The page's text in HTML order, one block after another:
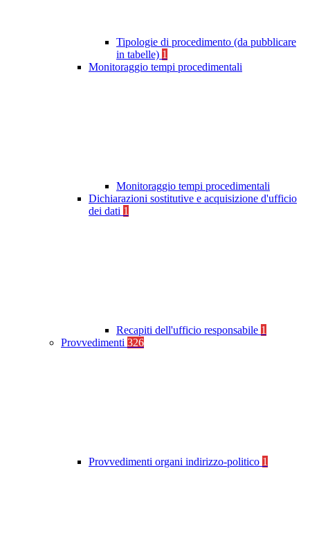
Tipologie di procedimento (da pubblicare
in tabelle) 1
Monitoraggio tempi procedimentali
Monitoraggio tempi procedimentali
Dichiarazioni sostitutive e acquisizione d'ufficio
dei dati 1
Recapiti dell'ufficio responsabile 1
Provvedimenti 326
Provvedimenti organi indirizzo-politico 1